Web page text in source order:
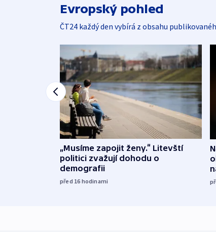
Evropský pohled
ČT24 každý den vybírá z obsahu
„Musíme zapojit ženy.“ Litevští
politici zvažují dohodu o
demografii
před 16 hodinami